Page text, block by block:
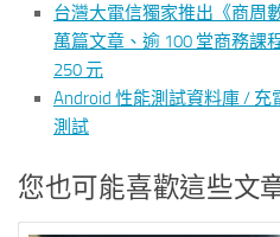
台灣大電信獨家推出《商周
萬篇文章、逾 100 堂商務
250 元
Android 性能測試資料庫 /
測試
您也可能喜歡這些文